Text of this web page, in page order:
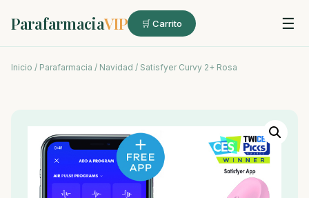
ParafarmaciaVIP 🛒 Carrito ☰
Inicio / Parafarmacia / Navidad / Satisfyer Curvy 2+ Rosa